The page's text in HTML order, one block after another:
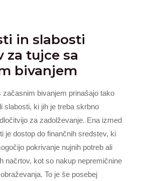
in slabosti
za tujce sa
bivanjem
začasnim bivanjem prinašajo tako
slabosti, ki jih je treba skrbno
za zadolževanje. Ena izmed
je dostop do finančnih sredstev, ki
pokrivanje nujnih potreb ali
načrtov, kot so nakup nepremičnine
To je še posebej